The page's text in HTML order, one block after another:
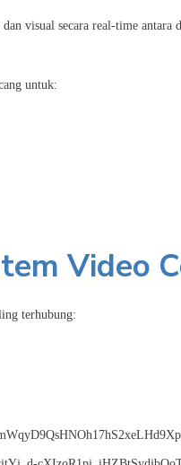
visual secara real-time antara
untuk:
Video
terhubung: